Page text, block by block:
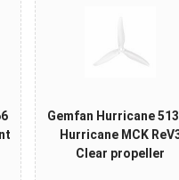
Gemfan Hurricane
Hurricane MCK
Clear propeller